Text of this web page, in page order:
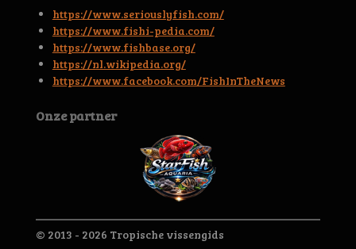
https://www.seriouslyfish.com/
https://www.fishi-pedia.com/
https://www.fishbase.org/
https://nl.wikipedia.org/
https://www.facebook.com/FishInTheNews
Onze partner
© 2013 - 2026 Tropische vissengids